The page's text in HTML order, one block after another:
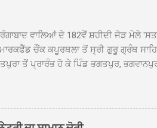
ਵਾਲਿਆਂ ਦੇ 182ਵੇਂ ਸ਼ਹੀਦੀ ਜੋੜ ਮੇਲੇ
ਚੌਂਕ ਕਪੂਰਥਲਾ ਤੋਂ ਸ੍ਰੀ ਗੁਰੂ ਗ੍ਰੰਥ
ਤੋਂ ਪ੍ਰਾਰੰਭ ਹੋ ਕੇ ਪਿੰਡ ਭਗਤਪੁਰ,
ਕੀਰਤਨ ਦੇ ਗੁਰਦੁਆਰਾ ਸ੍ਰੀ ਦਮਦਮਾ
ਵੱਲੋਂ ਜੈਕਾਰਿਆਂ ਦੀ ਗੂੰਜ ਵਿਚ ਨਿੱਘਾ
ਦੇ ਸਮਾਪਤੀ ਦੀ ਅਰਦਾਸ ਹੋਈ। ਇਸ ਮੌਕੇ ਪੰਜ